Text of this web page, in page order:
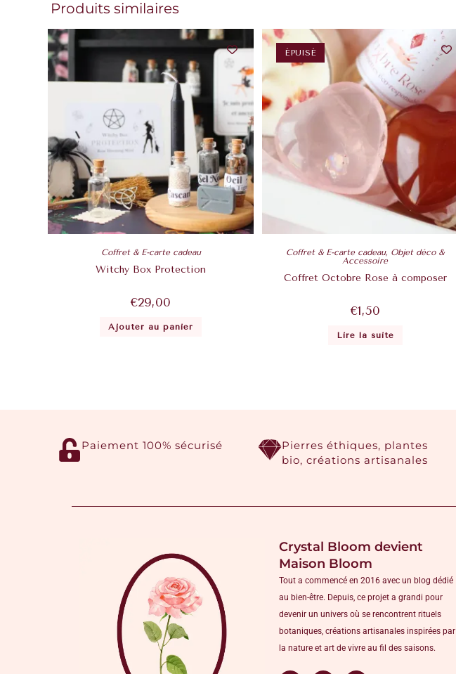
Produits similaires
Coffret & E-carte cadeau
Witchy Box Protection
€29,00
Ajouter au panier
ÉPUISÉ
Coffret & E-carte cadeau, Objet déco &
Accessoire
Coffret Octobre Rose à composer
€1,50
Lire la suite
Paiement 100% sécurisé
Pierres éthiques, plantes
bio, créations artisanales
Crystal Bloom devient
Maison Bloom
Tout a commencé en 2016 avec un blog dédié
au bien-être. Depuis, ce projet a grandi pour
devenir un univers où se rencontrent rituels
botaniques, créations artisanales inspirées par
la nature et art de vivre au fil des saisons.